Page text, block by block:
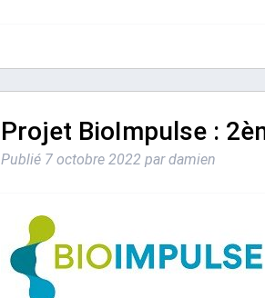
Projet BioImpulse :
Publié 7 octobre 2022 par damien